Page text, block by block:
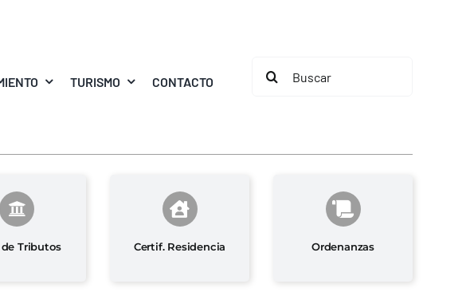
TURISMO CONTACTO
Buscar:
de Tributos Certif. Residencia Ordenanzas